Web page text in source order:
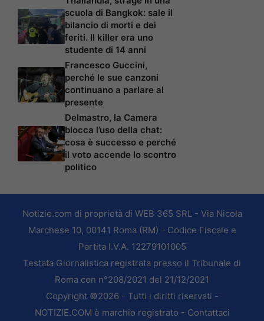
scuola di Bangkok: sale il
bilancio di morti e dei
feriti. Il killer era uno
studente di 14 anni
Francesco Guccini,
perché le sue canzoni
continuano a parlare al
presente
Delmastro, la Camera
blocca l’uso della chat:
cosa è successo e perché
il voto accende lo scontro
politico
Notizie.com di proprietà di WEB 365 SRL - Via Nicola
Marchese 10, 00141 Roma (RM) - Codice Fiscale e
Partita I.V.A. 12279101005
Testata Giornalistica registrata presso il Tribunale di
Roma con n°208/2021 del 21/12/2021
Copyright ©2026 - Tutti i diritti riservati -
NOTIZIE.COM è marchio registrato - Contattaci